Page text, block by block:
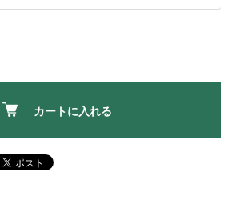
カートに入れる